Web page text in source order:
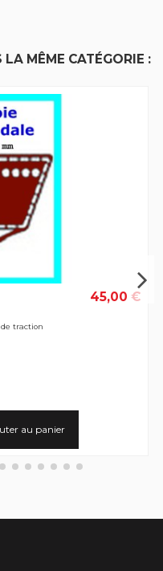
MÊME CATÉGORIE :
45,00 €
de traction
au panier